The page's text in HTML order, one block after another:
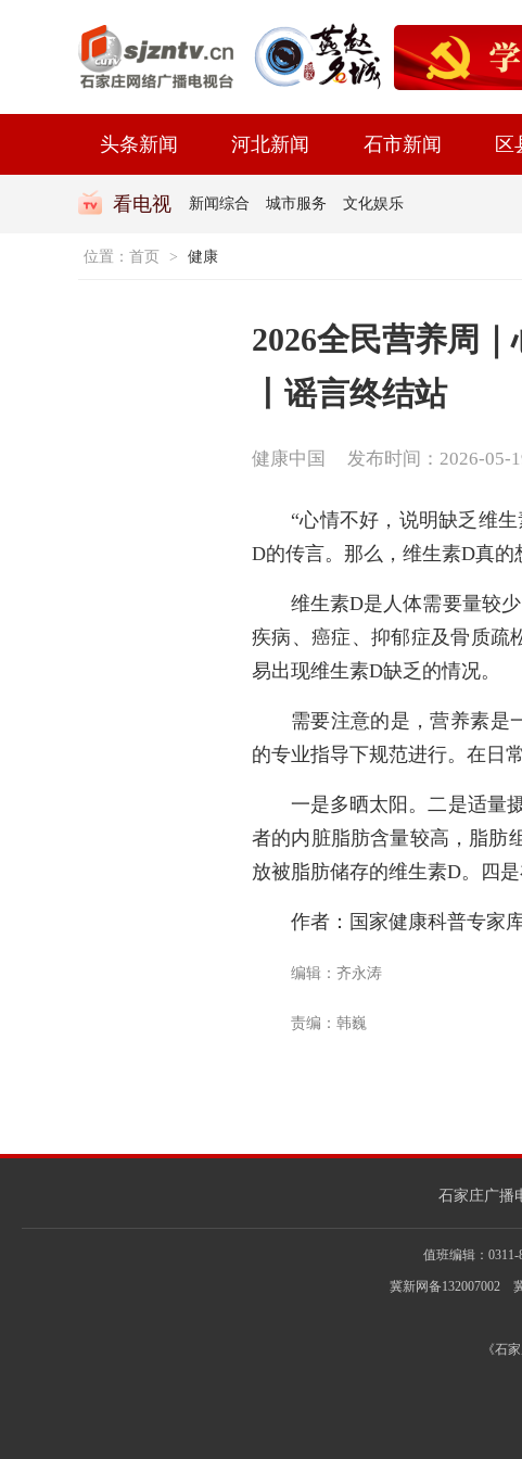
头条新闻 河北新闻 石市新闻 区
看电视 新闻综合 城市服务 文化娱乐
位置： 首页 > 健康
2026全民营养周
丨谣言终结站
健康中国 发布时间：2026-05-
“心情不好，说明缺乏维
D的传言。那么，维生素D真的
维生素D是人体需要量较
疾病、癌症、抑郁症及骨质疏
易出现维生素D缺乏的情况。
需要注意的是，营养素是
的专业指导下规范进行。在日
一是多晒太阳。二是适量
者的内脏脂肪含量较高，脂肪
放被脂肪储存的维生素D。四
作者：国家健康科普专家
编辑：齐永涛
责编：韩巍
石家庄广播
值班编辑：0311-
冀新网备132007002
《石